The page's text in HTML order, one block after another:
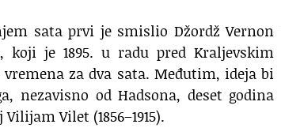
sata prvi je smislio Džordž Vernon
koji je 1895. u radu pred Kraljevskim
za dva sata. Međutim, ideja bi
nezavisno od Hadsona, deset godina
Vilet (1856–1915).